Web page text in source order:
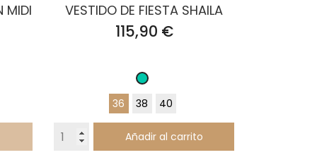
MIDI VESTIDO DE FIESTA SHAILA
Precio
115,90 €
Turquesa
36
38 40
Añadir al carrito